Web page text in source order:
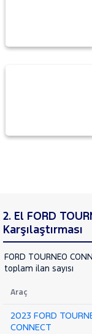
2. El FORD
Karşılaştırması
FORD TOURNEO
toplam ilan sayısı
Araç
2023 FORD
CONNECT